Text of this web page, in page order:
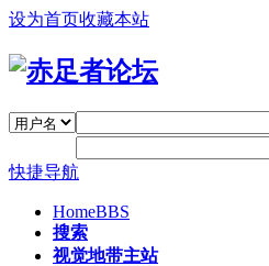
设为首页收藏本站
快捷导航
HomeBBS
搜索
视觉地带主站